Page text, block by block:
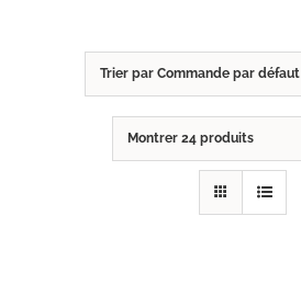
Trier par Commande par défaut
Montrer 24 produits